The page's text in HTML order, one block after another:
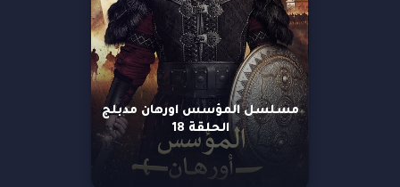
مسلسل المؤسس اورهان مدبلج
الحلقة 18